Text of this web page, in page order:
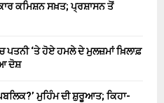
ਕਮਿਸ਼ਨ ਸਖ਼ਤ; ਪ੍ਰਸ਼ਾਸਨ ਤੋਂ
‘ਤੇ ਹੋਏ ਹਮਲੇ ਦੇ ਮੁਲਜ਼ਮਾਂ ਖ਼ਿਲਾਫ਼
ਦੋਸ਼
ਮੁਹਿੰਮ ਦੀ ਸ਼ੁਰੂਆਤ; ਕਿਹਾ-